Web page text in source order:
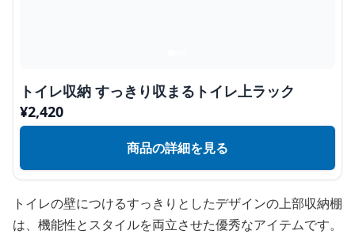
トイレ収納 すっきり収まるトイレ上ラック
¥2,420
商品の詳細を見る
トイレの壁につけるすっきりとしたデザインの上部収納棚
は、機能性とスタイルを両立させた優秀なアイテムです。